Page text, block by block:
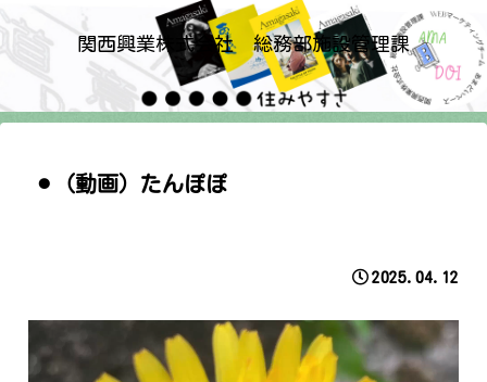
関西興業株式会社 総務部施設管理課
⚫︎（動画）たんぽぽ
2025.04.12